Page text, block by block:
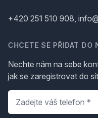
+420 251 510 908,
CHCETE SE PŘIDAT DO
Nechte nám na sebe
jak se zaregistrovat do
Telefon